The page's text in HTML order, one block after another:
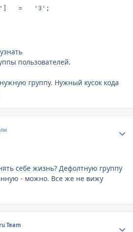
$INFO['member_group']   =	'3';
пользователей.
группу. Нужный кусок кода
себе жизнь? Дефолтную группу
- можно. Все же не вижу
Team